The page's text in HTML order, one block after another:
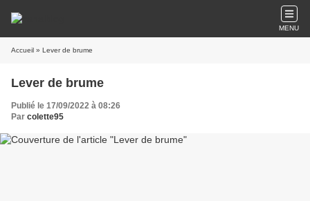
MENU
Accueil » Lever de brume
Lever de brume
Publié le 17/09/2022 à 08:26
Par colette95